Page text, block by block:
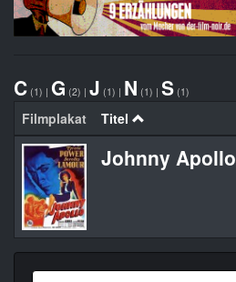
C (1) | G (2) | J (1) | N (1) | S (1)
Filmplakat Titel
Johnny Apollo